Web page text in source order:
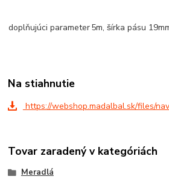
doplňujúci parameter5m, šírka pásu
Na stiahnutie
https://webshop.madalbal.sk/files/
Tovar zaradený v kategóriách
Meradlá